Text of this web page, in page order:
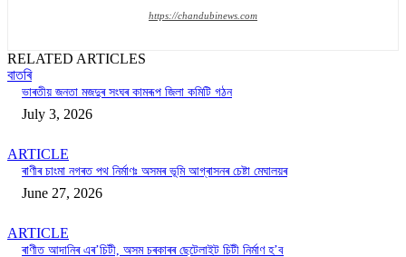
https://chandubinews.com
RELATED ARTICLES
বাতৰি
ভাৰতীয় জনতা মজদুৰ সংঘৰ কামৰূপ জিলা কমিটি গঠন
July 3, 2026
ARTICLE
ৰাণীৰ চাংমা নগৰত পথ নিৰ্মাণঃ অসমৰ ভূমি আগ্ৰাসনৰ চেষ্টা মেঘালয়ৰ
June 27, 2026
ARTICLE
ৰাণীত আদানিৰ এৰ’চিটী, অসম চৰকাৰৰ ছেটেলাইট চিটী নিৰ্মাণ হ’ব